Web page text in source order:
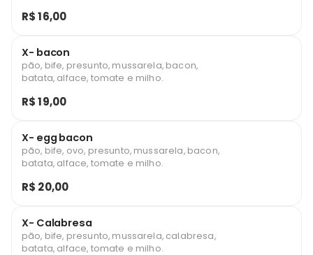
R$ 16,00
X- bacon
pão, bife, presunto, mussarela, bacon,
batata, alface, tomate e milho.
R$ 19,00
X- egg bacon
pão, bife, ovo, presunto, mussarela, bacon,
batata, alface, tomate e milho.
R$ 20,00
X- Calabresa
pão, bife, presunto, mussarela, calabresa,
batata, alface, tomate e milho.